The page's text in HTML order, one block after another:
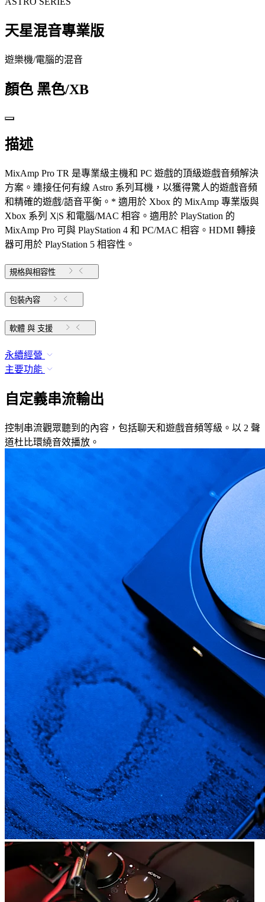
天星混音專業版
遊樂機/電腦的混音
顏色 黑色/XB
描述
MixAmp Pro TR 是專業級主機和 PC 遊戲的頂級遊戲音頻解決
方案。連接任何有線 Astro 系列耳機，以獲得驚人的遊戲音頻
和精確的遊戲/語音平衡。* 適用於 Xbox 的 MixAmp 專業版與
Xbox 系列 X|S 和電腦/MAC 相容。適用於 PlayStation 的
MixAmp Pro 可與 PlayStation 4 和 PC/MAC 相容。HDMI 轉接
器可用於 PlayStation 5 相容性。
規格與相容性
包裝內容
軟體 與 支援
永續經營
主要功能
自定義串流輸出
控制串流觀眾聽到的內容，包括聊天和遊戲音頻等級。以 2 聲
道杜比環繞音效播放。